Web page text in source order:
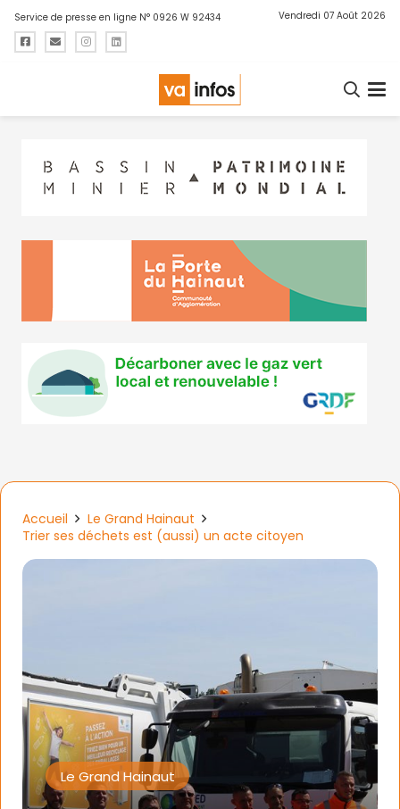
Service de presse en ligne N° 0926 W 92434 Vendredi 07 Août 2026
Accueil
Le Grand Hainaut
Trier ses déchets est (aussi) un acte citoyen
Le Grand Hainaut